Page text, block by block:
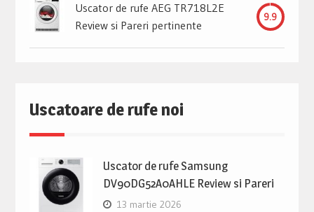
Uscator de rufe AEG TR718L2E
Review si Pareri pertinente
9.9
Uscatoare de rufe noi
Uscator de rufe Samsung
DV90DG52A0AHLE Review si Pareri
13 martie 2026